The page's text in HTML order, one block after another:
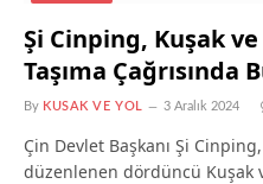
Şi Cinping, Kuşak
Taşıma Çağrısında
By KUSAK VE YOL 3 Aralık 2024
Çin Devlet Başkanı Şi Cinping,
düzenlenen dördüncü Kuşak